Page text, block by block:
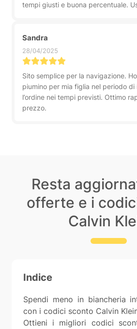
tempi giusti e buona percentuale.
Sandra
28/04/2025
Sito semplice per la navigazione.
piumino per mia figlia nel periodo di
l’ordine nei tempi previsti. Ottimo
prezzo.
Resta
offerte e i
Calvin
Indice
Spendi meno in biancheria
con i codici sconto Calvin
Ottieni i migliori codici